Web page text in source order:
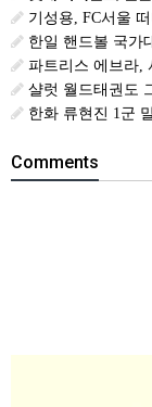
기성용, FC서울
한일 핸드볼 국가
파트리스 에브라,
샬럿 월드태권도
한화 류현진 1군
Comments